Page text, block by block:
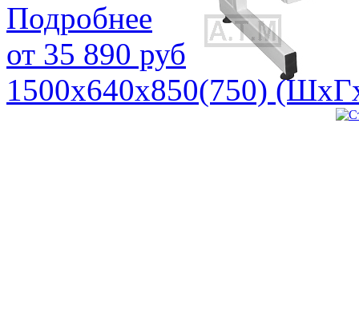
Подробнее
от 35 890 руб
1500х640х850(750)